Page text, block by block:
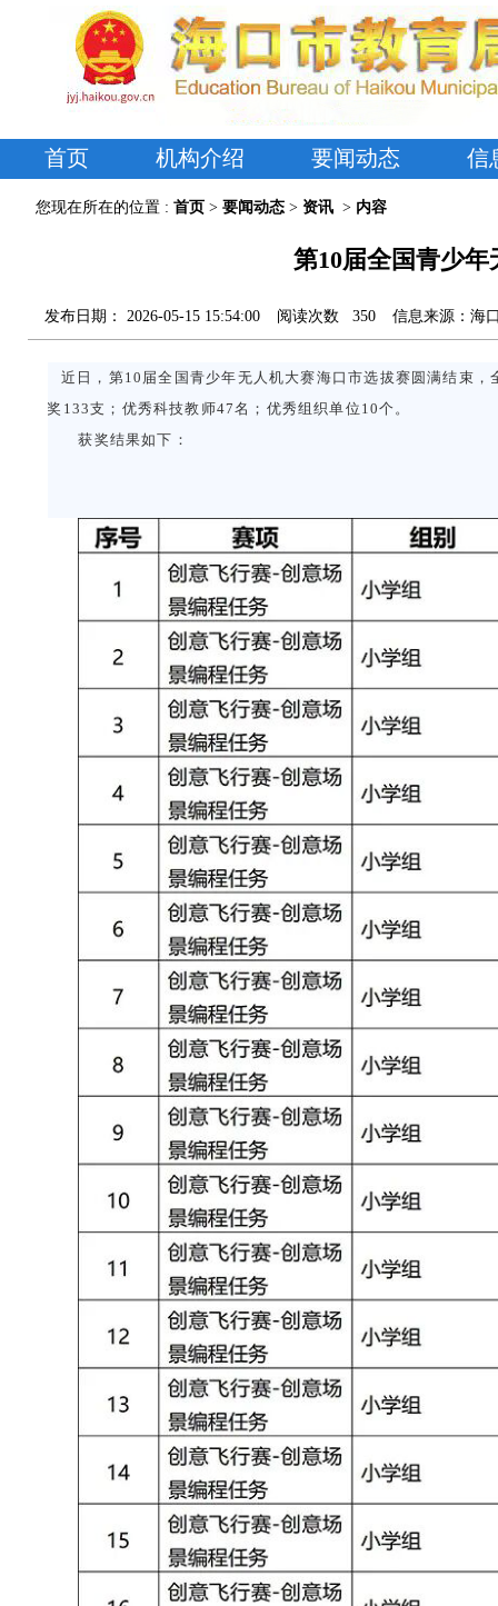
首页 机构介绍 要闻动态 信
您现在所在的位置 : 首页 > 要闻动态 > 资讯 > 内容
第10届全国青少
发布日期： 2026-05-15 15:54:00 阅读次数 350 信息来源： 海
近日，第10届全国青少年无人机大赛海口市选拔赛圆满结束
奖133支；优秀科技教师47名；优秀组织单位10个。
获奖结果如下：